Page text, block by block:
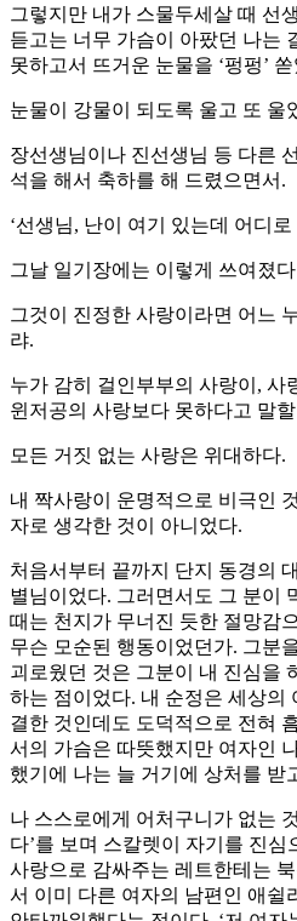
그렇지만 내가 스물두세살 때 선
듣고는 너무 가슴이 아팠던 나는
못하고서 뜨거운 눈물을 ‘펑펑’
눈물이 강물이 되도록 울고 또 울
장선생님이나 진선생님 등 다른
석을 해서 축하를 해 드렸으면서.
‘선생님, 난이 여기 있는데 어디로
그날 일기장에는 이렇게 쓰여졌다
그것이 진정한 사랑이라면 어느
랴.
누가 감히 걸인부부의 사랑이, 사
윈저공의 사랑보다 못하다고 말
모든 거짓 없는 사랑은 위대하다.
내 짝사랑이 운명적으로 비극인
자로 생각한 것이 아니었다.
처음서부터 끝까지 단지 동경의
별님이었다. 그러면서도 그 분이
때는 천지가 무너진 듯한 절망감
무슨 모순된 행동이었던가. 그분
괴로웠던 것은 그분이 내 진심을
하는 점이었다. 내 순정은 세상의
결한 것인데도 도덕적으로 전혀
서의 가슴은 따뜻했지만 여자인
했기에 나는 늘 거기에 상처를 받
나 스스로에게 어처구니가 없는
다’를 보며 스칼렛이 자기를 진
사랑으로 감싸주는 레트한테는
서 이미 다른 여자의 남편인 애쉴